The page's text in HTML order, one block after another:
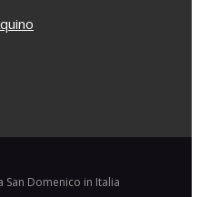
Domenico in Italia